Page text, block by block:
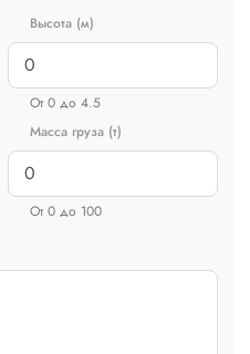
Высота (м)
От 0 до 4.5
Масса груза (т)
От 0 до 100